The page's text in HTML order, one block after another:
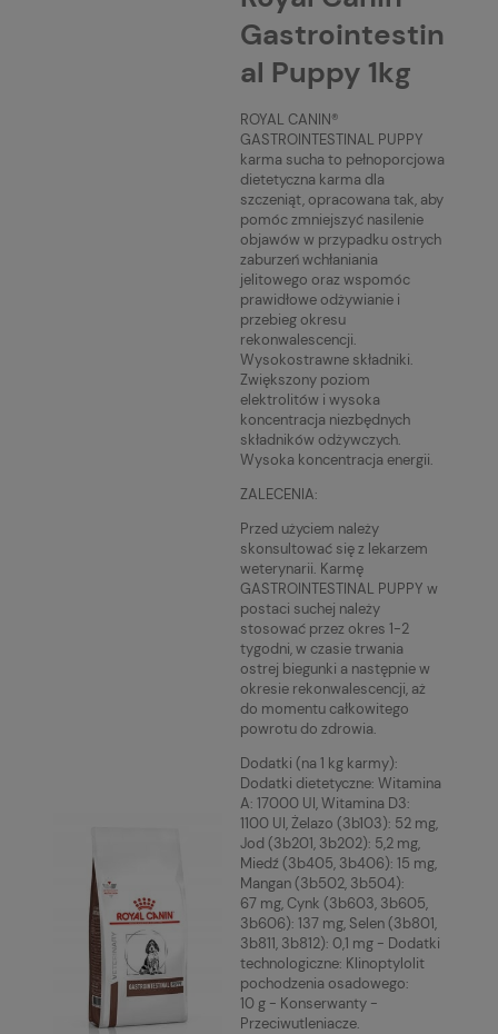
Gastrointestin
al Puppy 1kg
ROYAL CANIN®
GASTROINTESTINAL PUPPY
karma sucha to pełnoporcjowa
dietetyczna karma dla
szczeniąt, opracowana tak, aby
pomóc zmniejszyć nasilenie
objawów w przypadku ostrych
zaburzeń wchłaniania
jelitowego oraz wspomóc
prawidłowe odżywianie i
przebieg okresu
rekonwalescencji.
Wysokostrawne składniki.
Zwiększony poziom
elektrolitów i wysoka
koncentracja niezbędnych
składników odżywczych.
Wysoka koncentracja energii.
ZALECENIA:
Przed użyciem należy
skonsultować się z lekarzem
weterynarii. Karmę
GASTROINTESTINAL PUPPY w
postaci suchej należy
stosować przez okres 1-2
tygodni, w czasie trwania
ostrej biegunki a następnie w
okresie rekonwalescencji, aż
do momentu całkowitego
powrotu do zdrowia.
Dodatki (na 1 kg karmy):
Dodatki dietetyczne: Witamina
A: 17000 UI, Witamina D3:
1100 UI, Żelazo (3b103): 52 mg,
Jod (3b201, 3b202): 5,2 mg,
Miedź (3b405, 3b406): 15 mg,
Mangan (3b502, 3b504):
67 mg, Cynk (3b603, 3b605,
3b606): 137 mg, Selen (3b801,
3b811, 3b812): 0,1 mg - Dodatki
technologiczne: Klinoptylolit
pochodzenia osadowego:
10 g - Konserwanty -
Przeciwutleniacze.